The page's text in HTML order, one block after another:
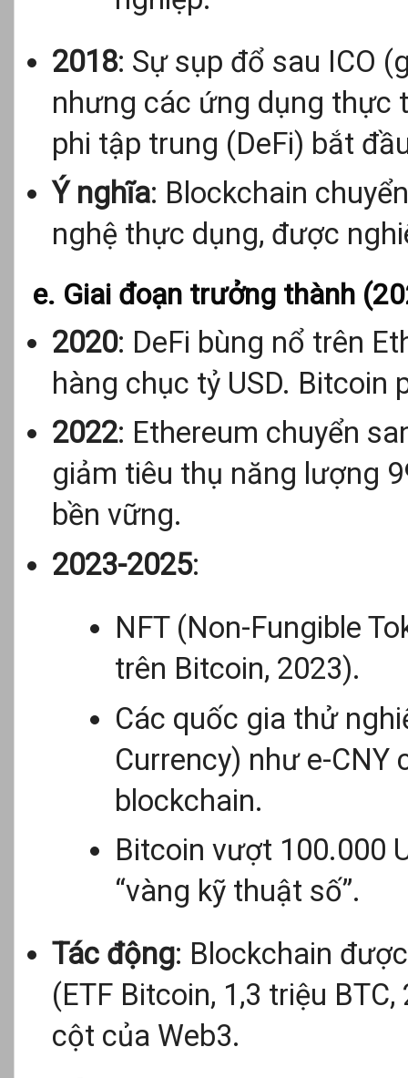
2018: Sự sụp đổ sau ICO
nhưng các ứng dụng thực
phi tập trung (DeFi) bắt
Ý nghĩa: Blockchain
nghệ thực dụng, được
e. Giai đoạn trưởng thành
2020: DeFi bùng nổ trên
hàng chục tỷ USD. Bitcoin
2022: Ethereum chuyển
giảm tiêu thụ năng lượng
bền vững.
2023-2025:
NFT (Non-Fungible
trên Bitcoin, 2023).
Các quốc gia thử
Currency) như e-CNY
blockchain.
Bitcoin vượt 100.000
“vàng kỹ thuật số”.
Tác động: Blockchain
(ETF Bitcoin, 1,3 triệu
cột của Web3.